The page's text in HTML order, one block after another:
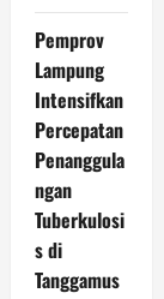
Pemprov
Lampung
Intensifkan
Percepatan
Penanggula
ngan
Tuberkulosi
s di
Tanggamus